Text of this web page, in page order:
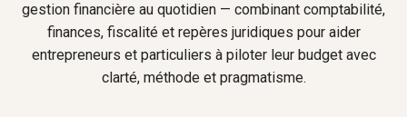
gestion financière au quotidien — combinant comptabilité,
finances, fiscalité et repères juridiques pour aider
entrepreneurs et particuliers à piloter leur budget avec
clarté, méthode et pragmatisme.